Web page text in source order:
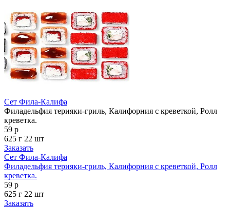
Сет Фила-Калифа
Филадельфия терияки-гриль, Калифорния с креветкой, Ролл
креветка.
59 р
625 г 22 шт
Заказать
Сет Фила-Калифа
Филадельфия терияки-гриль, Калифорния с креветкой, Ролл
креветка.
59 р
625 г 22 шт
Заказать